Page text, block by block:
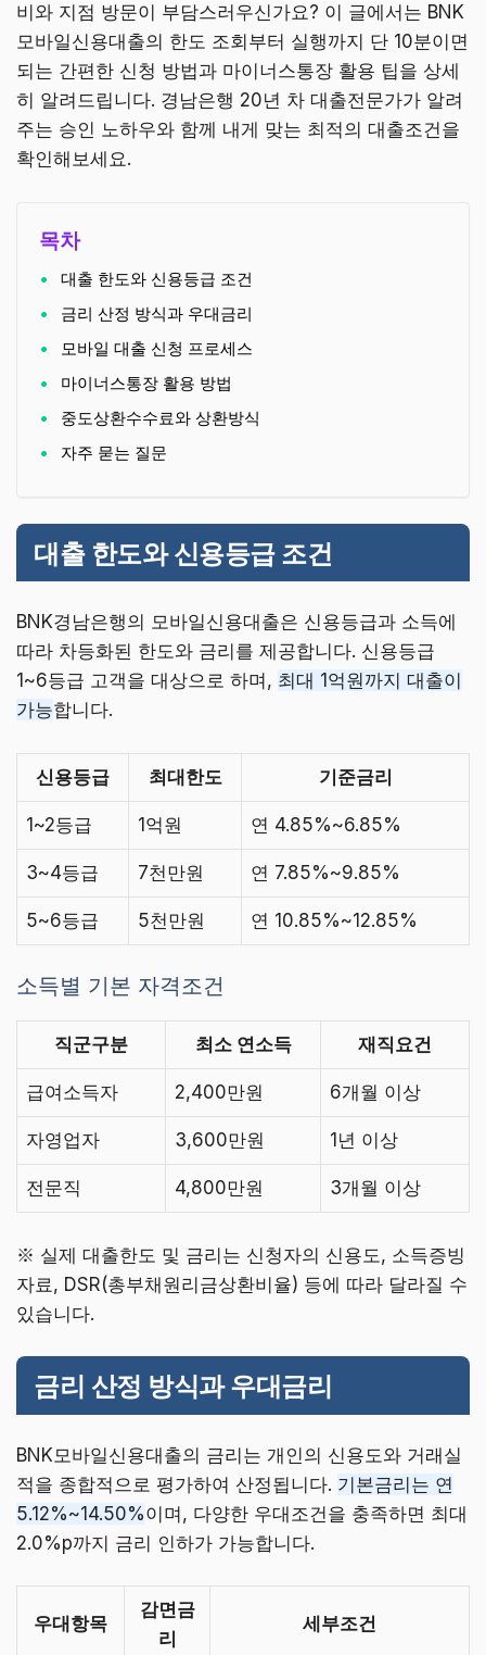
비와 지점 방문이 부담스러우신가요? 이 글에서는 BNK
모바일신용대출의 한도 조회부터 실행까지 단 10분이면
되는 간편한 신청 방법과 마이너스통장 활용 팁을 상세
히 알려드립니다. 경남은행 20년 차 대출전문가가 알려
주는 승인 노하우와 함께 내게 맞는 최적의 대출조건을
확인해보세요.
목차
대출 한도와 신용등급 조건
금리 산정 방식과 우대금리
모바일 대출 신청 프로세스
마이너스통장 활용 방법
중도상환수수료와 상환방식
자주 묻는 질문
대출 한도와 신용등급 조건
BNK경남은행의 모바일신용대출은 신용등급과 소득에
따라 차등화된 한도와 금리를 제공합니다. 신용등급
1~6등급 고객을 대상으로 하며, 최대 1억원까지 대출이
가능합니다.
신용등급 최대한도 기준금리
1~2등급 1억원 연 4.85%~6.85%
3~4등급 7천만원 연 7.85%~9.85%
5~6등급 5천만원 연 10.85%~12.85%
소득별 기본 자격조건
직군구분 최소 연소득 재직요건
급여소득자 2,400만원 6개월 이상
자영업자 3,600만원 1년 이상
전문직 4,800만원 3개월 이상
※ 실제 대출한도 및 금리는 신청자의 신용도, 소득증빙
자료, DSR(총부채원리금상환비율) 등에 따라 달라질 수
있습니다.
금리 산정 방식과 우대금리
BNK모바일신용대출의 금리는 개인의 신용도와 거래실
적을 종합적으로 평가하여 산정됩니다. 기본금리는 연
5.12%~14.50%이며, 다양한 우대조건을 충족하면 최대
2.0%p까지 금리 인하가 가능합니다.
우대항목
감면금
리
세부조건